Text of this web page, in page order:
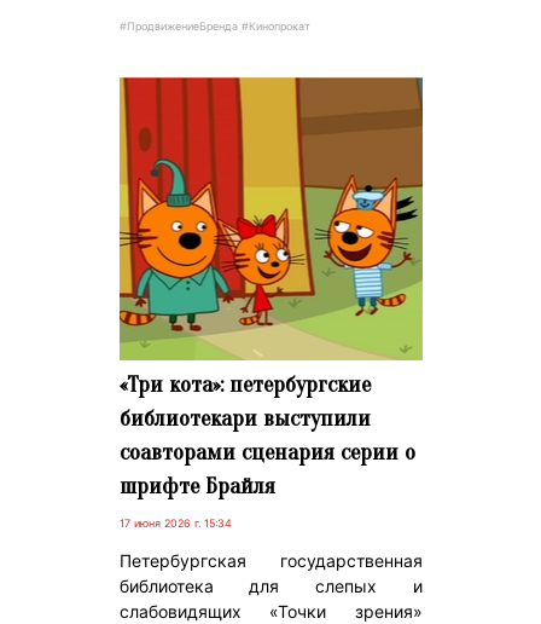
#ПродвижениеБренда #Кинопрокат
«Три кота»: петербургские
библиотекари выступили
соавторами сценария серии о
шрифте Брайля
17 июня 2026 г. 15:34
Петербургская государственная
библиотека для слепых и
слабовидящих «Точки зрения»